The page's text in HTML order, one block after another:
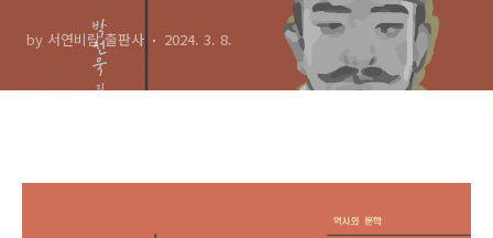
by 서연비람 출판사 2024. 3. 8.